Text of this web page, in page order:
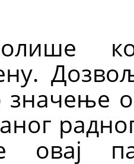
значење
овај